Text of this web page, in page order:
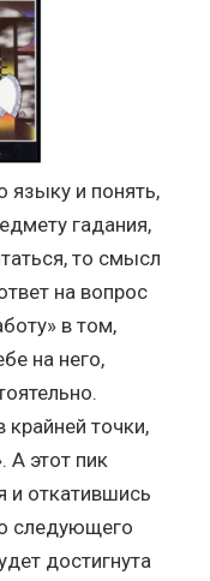
языку и понять,
гадания,
то смысл
на вопрос
в том,
на него,
крайней точки,
А этот пик
и откатившись
следующего
достигнута